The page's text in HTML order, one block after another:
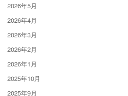
2026年5月
2026年4月
2026年3月
2026年2月
2026年1月
2025年10月
2025年9月